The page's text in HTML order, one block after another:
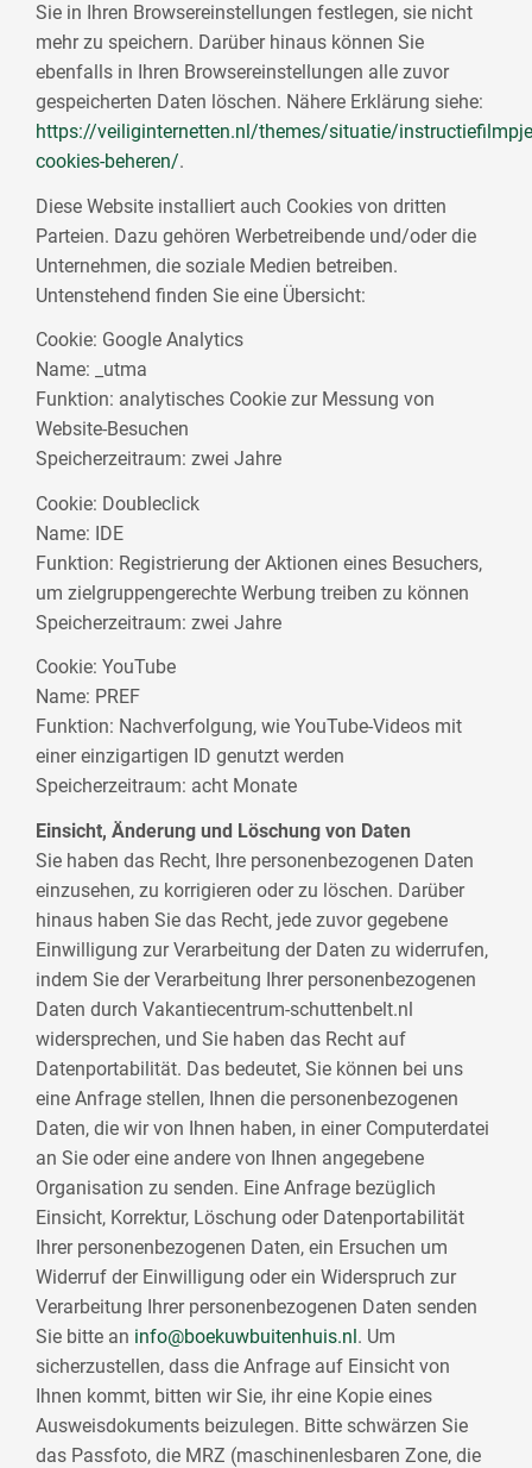
Sie in Ihren Browsereinstellungen festlegen, sie nicht
mehr zu speichern. Darüber hinaus können Sie
ebenfalls in Ihren Browsereinstellungen alle zuvor
gespeicherten Daten löschen. Nähere Erklärung siehe:
https://veiliginternetten.nl/themes/situatie/
cookies-beheren/.
Diese Website installiert auch Cookies von dritten
Parteien. Dazu gehören Werbetreibende und/oder die
Unternehmen, die soziale Medien betreiben.
Untenstehend finden Sie eine Übersicht:
Cookie: Google Analytics
Name: _utma
Funktion: analytisches Cookie zur Messung von
Website-Besuchen
Speicherzeitraum: zwei Jahre
Cookie: Doubleclick
Name: IDE
Funktion: Registrierung der Aktionen eines Besuchers,
um zielgruppengerechte Werbung treiben zu können
Speicherzeitraum: zwei Jahre
Cookie: YouTube
Name: PREF
Funktion: Nachverfolgung, wie YouTube-Videos mit
einer einzigartigen ID genutzt werden
Speicherzeitraum: acht Monate
Einsicht, Änderung und Löschung von Daten
Sie haben das Recht, Ihre personenbezogenen Daten
einzusehen, zu korrigieren oder zu löschen. Darüber
hinaus haben Sie das Recht, jede zuvor gegebene
Einwilligung zur Verarbeitung der Daten zu widerrufen,
indem Sie der Verarbeitung Ihrer personenbezogenen
Daten durch Vakantiecentrum-schuttenbelt.nl
widersprechen, und Sie haben das Recht auf
Datenportabilität. Das bedeutet, Sie können bei uns
eine Anfrage stellen, Ihnen die personenbezogenen
Daten, die wir von Ihnen haben, in einer Computerdatei
an Sie oder eine andere von Ihnen angegebene
Organisation zu senden. Eine Anfrage bezüglich
Einsicht, Korrektur, Löschung oder Datenportabilität
Ihrer personenbezogenen Daten, ein Ersuchen um
Widerruf der Einwilligung oder ein Widerspruch zur
Verarbeitung Ihrer personenbezogenen Daten senden
Sie bitte an info@boekuwbuitenhuis.nl. Um
sicherzustellen, dass die Anfrage auf Einsicht von
Ihnen kommt, bitten wir Sie, ihr eine Kopie eines
Ausweisdokuments beizulegen. Bitte schwärzen Sie
das Passfoto, die MRZ (maschinenlesbaren Zone, die